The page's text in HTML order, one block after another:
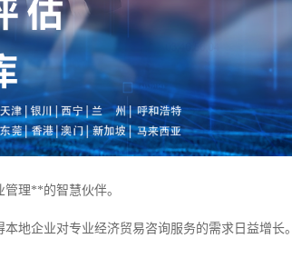
理**的智慧伙伴。
地企业对专业经济贸易咨询服务的需求日益增长。